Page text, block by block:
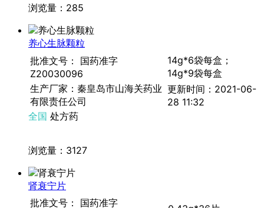
浏览量：285
养心生脉颗粒
批准文号： 国药准字
Z20030096
14g*6袋每盒；
14g*9袋每盒
生产厂家：秦皇岛市山海关药业
有限责任公司
更新时间：2021-06-
28 11:32
全国 处方药
浏览量：3127
肾衰宁片
批准文号： 国药准字